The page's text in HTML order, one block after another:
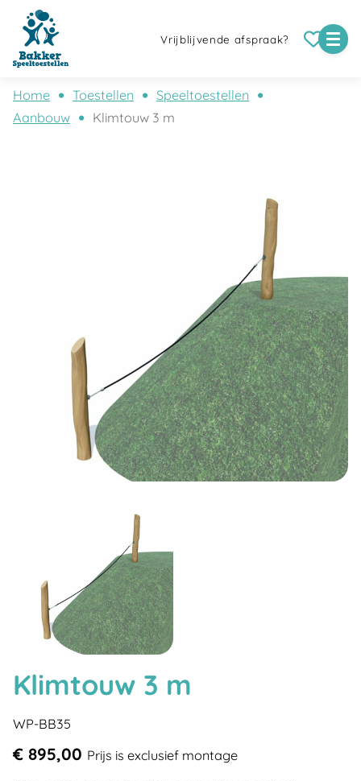
Vrijblijvende afspraak?
Home Toestellen
Speeltoestellen
Aanbouw
Klimtouw 3 m
Klimtouw 3 m
WP-BB35
€ 895,00 Prijs is exclusief montage